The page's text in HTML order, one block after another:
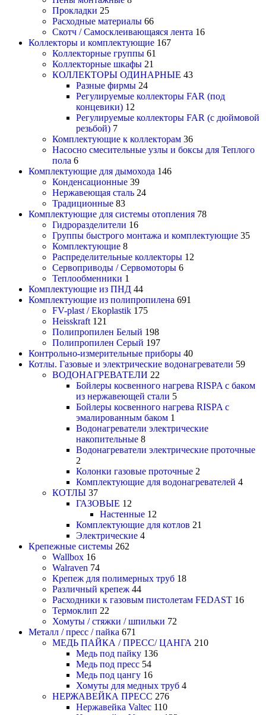
Прокладки 25
Расходные материалы 66
Скотч / Самосклеивающаяся лента 16
Коллекторы и комплектующие 167
Коллекторные группы 61
Коллекторные шкафы 21
КОЛЛЕКТОРЫ ОДИНАРНЫЕ 43
Разные фирмы 24
Регулируемые коллекторы FAR (под
концевики) 12
Регулируемые коллекторы FAR (с дюймовой
резьбой) 7
Комплектующие к коллекторам 36
Насосно смесительные узлы и боксы для Теплого
пола 6
Комплектующие для дымохода 146
Конденсационные 39
Нержавеющая сталь 24
Традиционные 83
Комплектующие для системы отопления 78
Гидроразделители 16
Группы быстрого монтажа и комплектующие 35
Комплектующие 8
Распределительные коллекторы 12
Сервоприводы / Сервомоторы 6
Теплообменники 1
Комплектующие из ПНД 44
Комплектующие из полипропилена 691
FV-plast / Ekoplastik 175
Heisskraft 121
Полипропилен Белый 198
Полипропилен Серый 197
Контрольно-измерительные приборы 40
Котлы. Газовые и электрические водонагреватели 59
ВОДОНАГРЕВАТЕЛИ 22
Бойлеры косвенного нагрева RISPA с баком
из нержавеющей стали 5
Бойлеры косвенного нагрева RISPA с
эмалированным баком 1
Водонагреватели электрические
накопительные 8
Водонагреватели электрические проточные
2
Колонки газовые проточные 2
Комплектующие для водонагревателей 4
КОТЛЫ 37
ГАЗОВЫЕ 12
Настенные 12
Комплектующие для котлов 21
Электрические 4
Крепежные системы 262
Wallbox 16
Walraven 74
Крепеж для полимерных труб 18
Различный крепеж 44
Расходники к газовым пистолетам FEDAST 16
Термоклип 22
Хомуты / стяжки / шпильки 72
Металл / пресс / пайка 671
МЕДЬ ПАЙКА / ПРЕСС/ ЦАНГА 210
Медь под пайку 136
Медь под пресс 54
Медь под цангу 16
Хомуты для медных труб 4
НЕРЖАВЕЙКА ПРЕСС 276
Нержавейка Valtec 110